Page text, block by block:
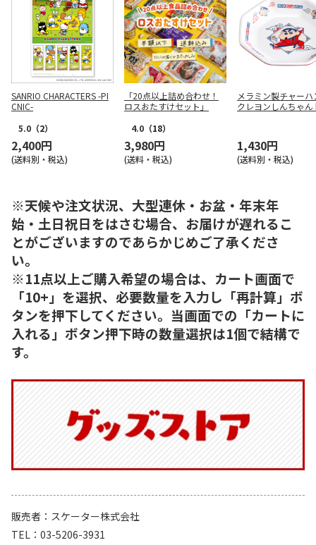
SANRIO CHARACTERS -PI
CNIC-
5.0 （2）
2,400円
(送料別・税込)
「20点以上詰め合わせ！
ロスおたすけセット」
4.0 （18）
3,980円
(送料・税込)
メラミン製チャーハ
クレヨンしんちゃん
1,430円
(送料別・税込)
※天候や注文状況、大型連休・お盆・年末年
始・土日祝日をはさむ場合、お届けが遅れるこ
とがございますのであらかじめご了承くださ
い。
※11点以上ご購入希望の場合は、カート画面で
「10+」を選択、必要数量を入力し「再計算」ボ
タンを押下してください。当画面での「カートに
入れる」ボタン押下時の数量選択は1個で結構で
す。
販売者
スケーター株式会社
TEL
03-5206-3931